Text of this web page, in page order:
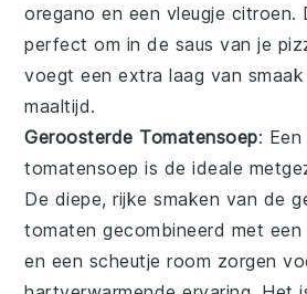
oregano en een vleugje citroen.
perfect om in de saus van je
voegt een extra laag van
maaltijd.
Geroosterde Tomatensoep:
tomatensoep is de ideale
De diepe, rijke smaken van de
tomaten gecombineerd met een
en een scheutjeroom zorgen